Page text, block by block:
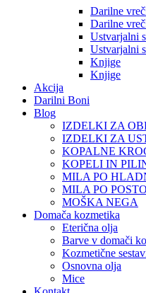
Darilne
Darilne
Ustvarjalni
Ustvarjalni
Knjige
Knjige
Akcija
Darilni Boni
Blog
IZDELKI ZA
IZDELKI ZA
KOPALNE
KOPELI IN
MILA PO
MILA PO
MOŠKA NEGA
Domača kozmetika
Eterična olja
Barve v domači
Kozmetične
Osnovna olja
Mice